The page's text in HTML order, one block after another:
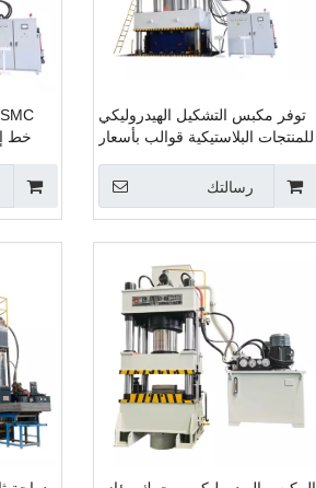
خط
توفر مكبس التشكيل الهيدروليكي
للمنتجات البلاستيكية قوالب بأسعار
رسالتك